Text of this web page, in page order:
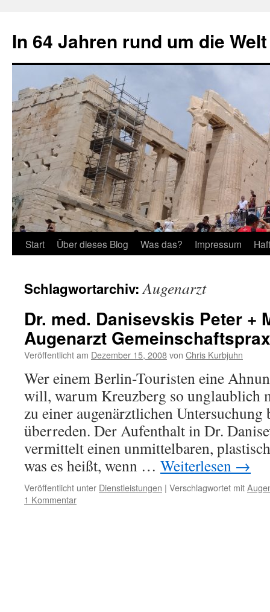
springen
In 64 Jahren rund um die Welt
Start Über dieses Blog Was das? Impressum
Schlagwortarchiv:Augenarzt
Dr. med. Danisevskis Peter +
Augenarzt
Veröffentlicht am Dezember 15, 2008von Chris Kurbjuhn
Wer einem Berlin-Touristen eine
will, warum Kreuzberg so unglaublich
zu einer augenärztlichen Untersuchung
überreden. Der Aufenthalt in Dr.
vermittelt einen unmittelbaren,
was es heißt, wenn … Weiterlesen →
Veröffentlicht unter Dienstleistungen | Verschlagwortet mit
1 Kommentar